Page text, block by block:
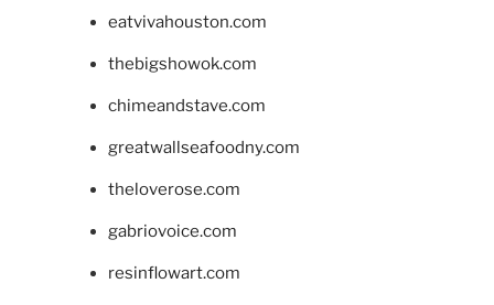
eatvivahouston.com
thebigshowok.com
chimeandstave.com
greatwallseafoodny.com
theloverose.com
gabriovoice.com
resinflowart.com